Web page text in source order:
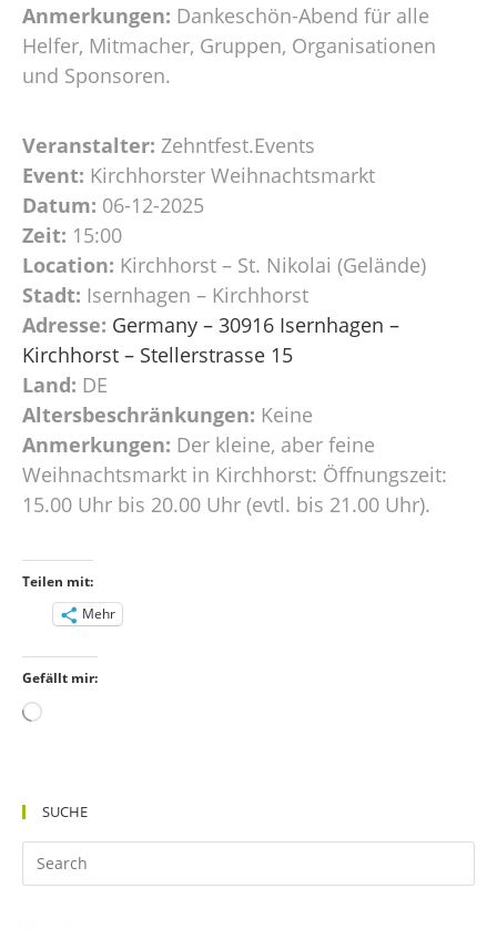
Anmerkungen: Dankeschön-Abend für alle
Helfer, Mitmacher, Gruppen, Organisationen
und Sponsoren.
Veranstalter: Zehntfest.Events
Event: Kirchhorster Weihnachtsmarkt
Datum: 06-12-2025
Zeit: 15:00
Location: Kirchhorst – St. Nikolai (Gelände)
Stadt: Isernhagen – Kirchhorst
Adresse: Germany – 30916 Isernhagen –
Kirchhorst – Stellerstrasse 15
Land: DE
Altersbeschränkungen: Keine
Anmerkungen: Der kleine, aber feine
Weihnachtsmarkt in Kirchhorst: Öffnungszeit:
15.00 Uhr bis 20.00 Uhr (evtl. bis 21.00 Uhr).
Teilen mit:
Mehr
Gefällt mir:
Wird
SUCHE